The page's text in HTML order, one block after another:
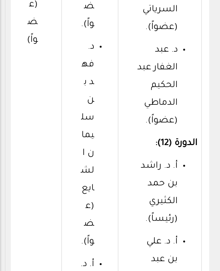
السرياتي
(عضواً).
د. عبد
الغفار عبد
الحكيم
الدماطي
(عضواً).
الدورة (12):
أ. د. راشد
بن حمد
الكثيري
(رئيساً).
أ. د. علي
بن عبد
ض
واً).
د.
فه
د ب
ن
سل
يما
ن ا
لش
ايع
(ع
ض
واً).
أ. د.
(ع
ض
واً)